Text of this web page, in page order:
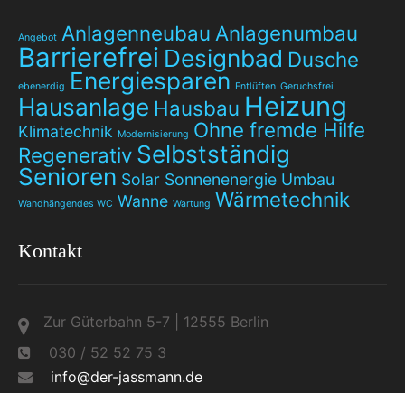
Angebot Anlagenneubau Anlagenumbau
Barrierefrei Designbad Dusche
ebenerdig Energiesparen Entlüften Geruchsfrei
Hausanlage Hausbau Heizung
Klimatechnik Modernisierung Ohne fremde Hilfe
Regenerativ Selbstständig
Senioren Solar Sonnenenergie Umbau
Wandhängendes WC Wanne Wartung Wärmetechnik
Kontakt
Zur Güterbahn 5-7 | 12555 Berlin
030 / 52 52 75 3
info@der-jassmann.de